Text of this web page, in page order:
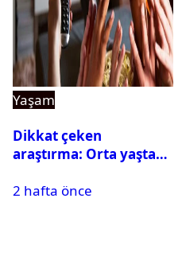
Yaşam
Dikkat çeken
araştırma: Orta yaşta
beyni küçültebilir
2 hafta önce